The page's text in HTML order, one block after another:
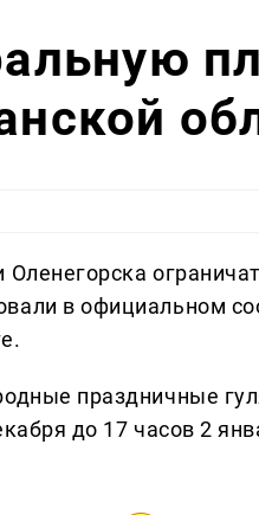
Оленегорска
в официальном
праздничные
до 17 часов 2